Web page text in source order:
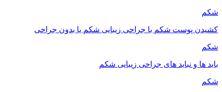
شکم
کشیدن پوست شکم با جراحی زیبایی شکم یا بدون جراحی
شکم
باید ها و نباید های جراحی زیبایی شکم
شکم